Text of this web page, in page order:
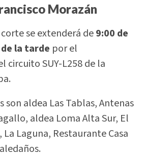
Morazán
se extenderá de9:00 de
la tarde por el
circuito SUY-L258 de la
son aldea Las Tablas, Antenas
aldea Loma Alta Sur, El
La Laguna, Restaurante Casa